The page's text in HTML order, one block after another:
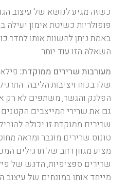
כשזה מגיע לנושא של עיצוב
פופולריות כשיטת אימון יעילה
באמת ניתן להשוות אותו לחדר
השאלה הזו עוד יותר.
מעורבות שרירים ממוקדת:
שלו בכוח ויציבות הליבה.
הפלנק והגשר, משתפים לא רק
גם את שרירי המייצבים
שרירים ממוקדת זו יכולה
טונוס שרירים מוגבר ומראה
מציע מגוון רחב של תרגילים
שרירים ספציפיות, הדגש של
מייחד אותו במונחים של עיצוב